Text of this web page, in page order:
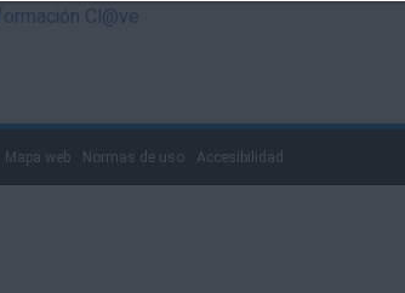
Cl@ve
Mapa web Normas de uso Accesibilidad